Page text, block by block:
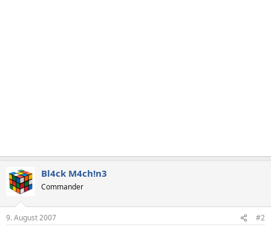
Bl4ck M4ch!n3
Commander
9. August 2007 #2